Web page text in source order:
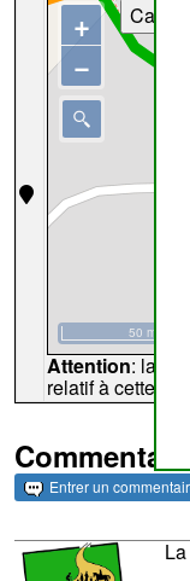
50 m
+
−
Cartes
Attention: la
relatif à cette
Entrer un